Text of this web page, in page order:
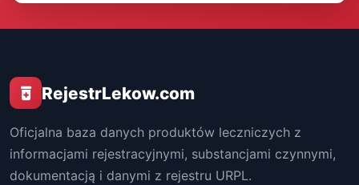
RejestrLekow.com
Oficjalna baza danych produktów leczniczych z
informacjami rejestracyjnymi, substancjami czynnymi,
dokumentacją i danymi z rejestru URPL.